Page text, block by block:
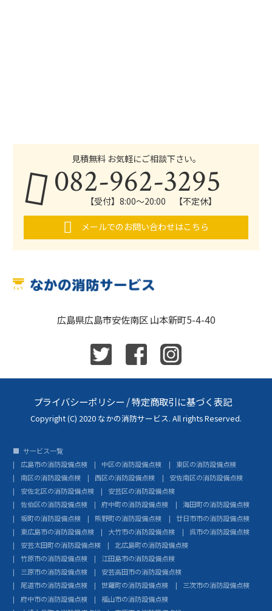
見積無料 お気軽にご相談下さい。
082-962-3295
【受付】8:00～20:00 【不定休】
メールでのお問い合わせはこちら
広島県広島市安佐南区 山本新町5-4-40
プライバシーポリシー /特定商取引に基づく表記
Copyright (C) 2020 なかの消防サービス. All rights Reserved.
サービス一覧
広島市の消防設備点検
中区の消防設備点検
東区の消防設備点検
南区の消防設備点検
西区の消防設備点検
安佐南区の消防設備点検
安佐北区の消防設備点検
安芸区の消防設備点検
佐伯区の消防設備点検
府中町の消防設備点検
海田町の消防設備点検
坂町の消防設備点検
熊野町の消防設備点検
廿日市市の消防設備点検
東広島市の消防設備点検
大竹市の消防設備点検
呉市の消防設備点検
安芸太田町の消防設備点検
北広島町の消防設備点検
竹原市の消防設備点検
江田島市の消防設備点検
三原市の消防設備点検
安芸高田市の消防設備点検
尾道市の消防設備点検
世羅町の消防設備点検
三次市の消防設備点検
府中市の消防設備点検
福山市の消防設備点検